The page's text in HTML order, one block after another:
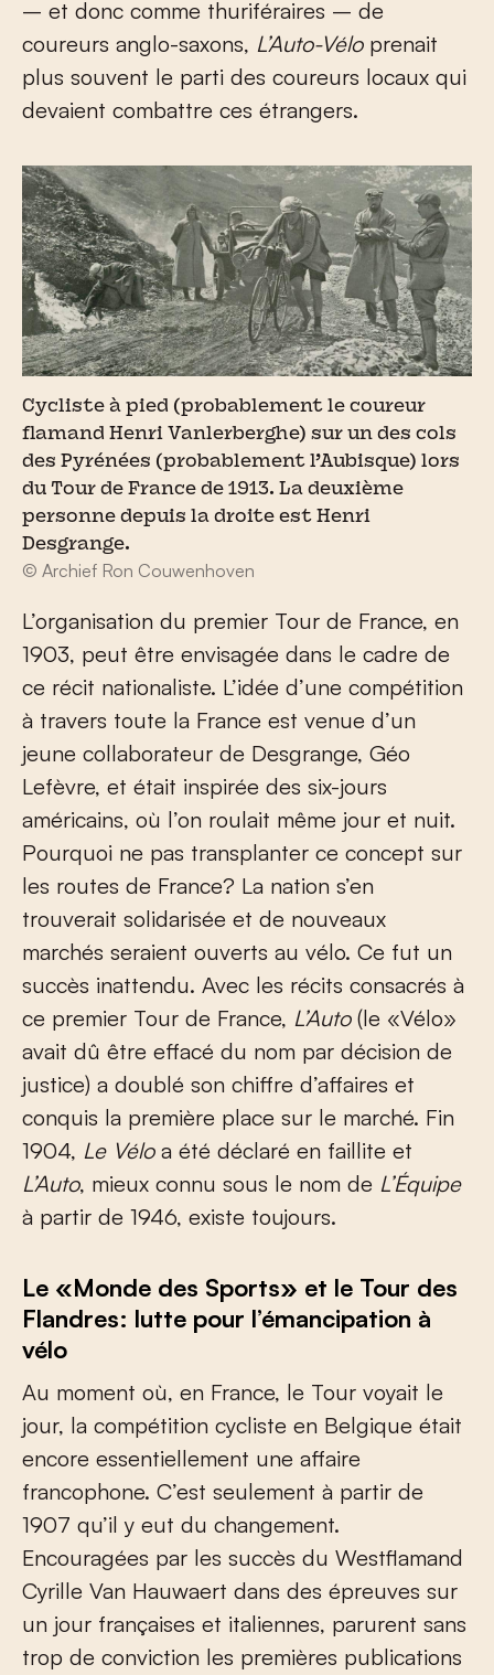
– et donc comme thuriféraires – de
coureurs anglo-saxons, L’Auto-Véloprenait
plus souvent le parti des coureurs locaux qui
devaient combattre ces étrangers.
Cycliste à pied (probablement le coureur
flamand Henri Vanlerberghe) sur un des cols
des Pyrénées (probablement l’Aubisque) lors
du Tour de France de 1913. La deuxième
personne depuis la droite est Henri
Desgrange.
© Archief Ron Couwenhoven
L’organisation du premier Tour de France, en
1903, peut être envisagée dans le cadre de
ce récit nationaliste. L’idée d’une compétition
à travers toute la France est venue d’un
jeune collaborateur de Desgrange, Géo
Lefèvre, et était inspirée des six-jours
américains, où l’on roulait même jour et nuit.
Pourquoi ne pas transplanter ce concept sur
les routes de France? La nation s’en
trouverait solidarisée et de nouveaux
marchés seraient ouverts au vélo. Ce fut un
succès inattendu. Avec les récits consacrés à
ce premier Tour de France, L’Auto (le «Vélo»
avait dû être effacé du nom par décision de
justice) a doublé son chiffre d’affaires et
conquis la première place sur le marché. Fin
1904, Le Véloa été déclaré en faillite et
L’Auto, mieux connu sous le nom de L’Équipe
à partir de 1946, existe toujours.
Le «Monde des Sports» et le Tour des
Flandres: lutte pour l’émancipation à
vélo
Au moment où, en France, le Tour voyait le
jour, la compétition cycliste en Belgique était
encore essentiellement une affaire
francophone. C’est seulement à partir de
1907 qu’il y eut du changement.
Encouragées par les succès du Westflamand
Cyrille Van Hauwaert dans des épreuves sur
un jour françaises et italiennes, parurent sans
trop de conviction les premières publications